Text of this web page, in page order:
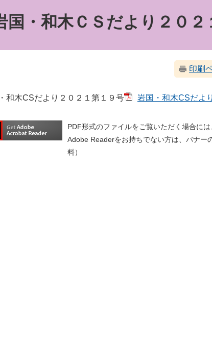
国・和木ＣＳだより２０２
印刷
和木CSだより２０２１第１９号 岩国・和木CSだよ
PDF形式のファイルをご覧いただく場合に
Adobe Readerをお持ちでない方は、バナー
料）